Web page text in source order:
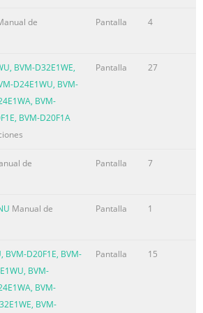
2 ENTER button (page 9) 6 Video
(page 6) This button selects the
p, GB positive) and sync signals.
buttons (page 9) +/- +/- These buttons
incluido en la página 6
off, first connect the Before using
connect it to a power outlet. are
• Power cord (1) • Windows
surface (1) • This instruction
your monitor to to AC IN power
computer Turn off the mo
de
Pantalla 4
BVM-D32E1WE,
D24E1WU, BVM-
BVM-
BVM-D20F1A
Pantalla 27
de
Pantalla 7
Manual de
Pantalla 1
BVM-D20F1E, BVM-
BVM-
BVM-
BVM-
Pantalla 15